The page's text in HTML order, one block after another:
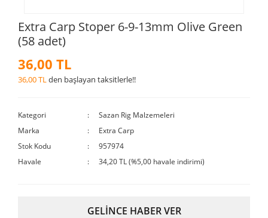
Extra Carp Stoper 6-9-13mm Olive Green
(58 adet)
36,00 TL
36,00 TLden başlayan taksitlerle!!
Kategori
Sazan Rig Malzemeleri
Marka
Extra Carp
Stok Kodu
957974
Havale
34,20 TL (%5,00 havale indirimi)
GELİNCE HABER VER